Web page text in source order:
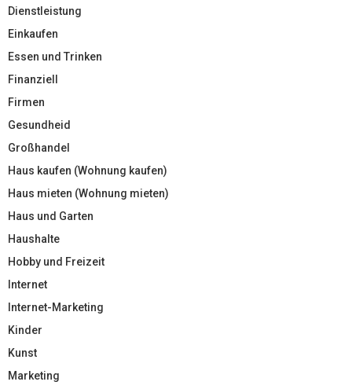
Dienstleistung
Einkaufen
Essen und Trinken
Finanziell
Firmen
Gesundheid
Großhandel
Haus kaufen (Wohnung kaufen)
Haus mieten (Wohnung mieten)
Haus und Garten
Haushalte
Hobby und Freizeit
Internet
Internet-Marketing
Kinder
Kunst
Marketing